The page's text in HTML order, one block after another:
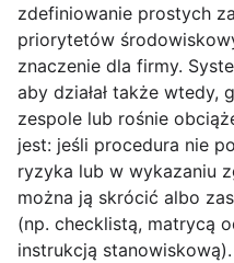
zdefiniowanie prostych
priorytetów
znaczenie dla firmy.
aby działał także wtedy,
zespole lub rośnie
jest: jeśli procedura nie
ryzyka lub w wykazaniu
można ją skrócić albo
(np. checklistą, matrycą
instrukcją stanowiskową).